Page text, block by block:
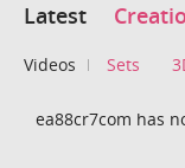
Latest
Videos Sets
ea88cr7com has